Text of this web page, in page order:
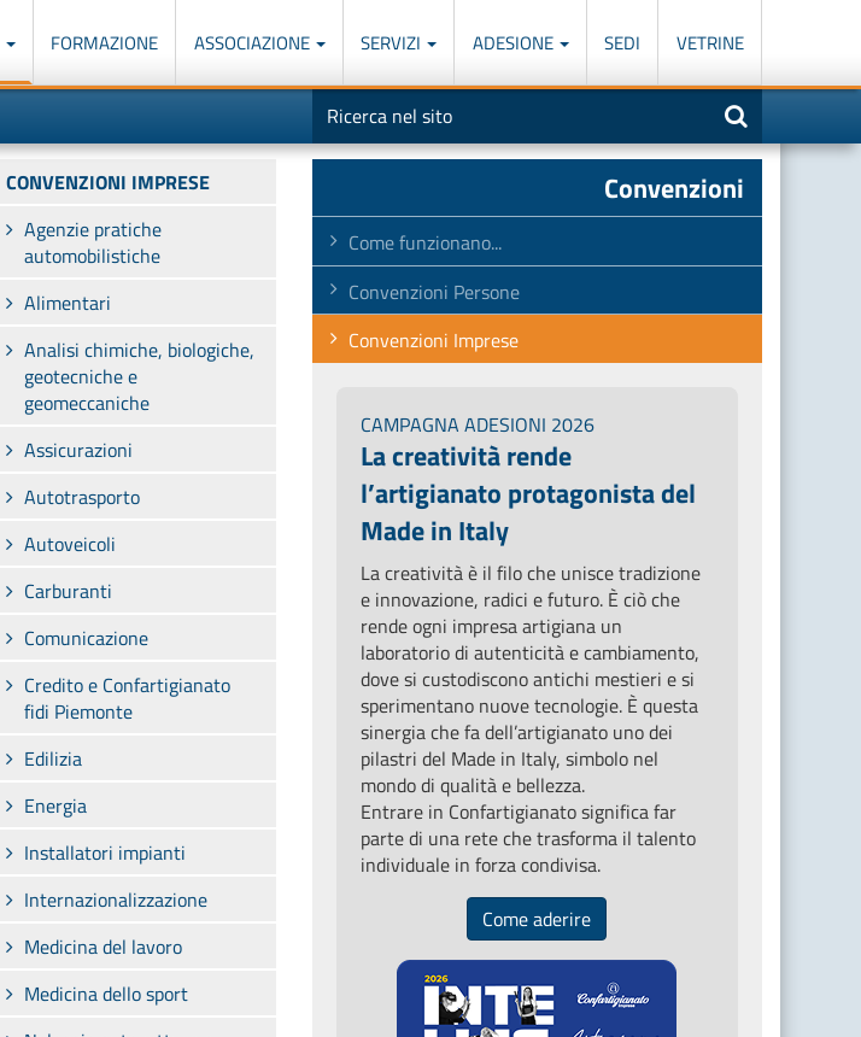
FORMAZIONE ASSOCIAZIONE SERVIZI ADESIONE SEDI VETRINE
Motore
ricerca
Inserisci
una
più
parole
campo
CONVENZIONI IMPRESE
Agenzie pratiche
automobilistiche
Alimentari
Analisi chimiche, biologiche,
geotecniche e
geomeccaniche
Assicurazioni
Autotrasporto
Autoveicoli
Carburanti
Comunicazione
Credito e Confartigianato
fidi Piemonte
Edilizia
Energia
Installatori impianti
Internazionalizzazione
Medicina del lavoro
Medicina dello sport
Convenzioni
Come funzionano...
Convenzioni Persone
Convenzioni Imprese
CAMPAGNA ADESIONI 2026
La creatività rende
l’artigianato protagonista del
Made in Italy
La creatività è il filo che unisce tradizione
e innovazione, radici e futuro. È ciò che
rende ogni impresa artigiana un
laboratorio di autenticità e cambiamento,
dove si custodiscono antichi mestieri e si
sperimentano nuove tecnologie. È questa
sinergia che fa dell’artigianato uno dei
pilastri del Made in Italy, simbolo nel
mondo di qualità e bellezza.
Entrare in Confartigianato significa far
parte di una rete che trasforma il talento
individuale in forza condivisa.
Come aderire